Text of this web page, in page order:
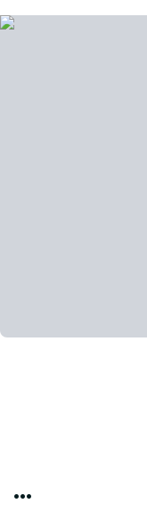
...